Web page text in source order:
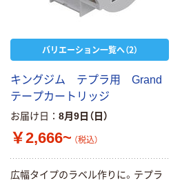
バリエーション一覧へ（2）
キングジム テプラ用 Grand
テープカートリッジ
お届け日 8月9日（日）
￥2,666~ （税込）
広幅タイプのラベル作りに。テプラ